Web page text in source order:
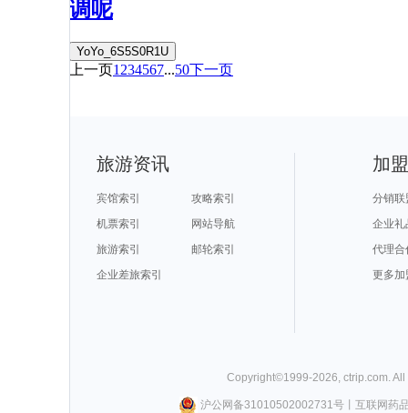
调呢
YoYo_6S5S0R1U
上一页1 234567...50下一页
旅游资讯
宾馆索引
攻略索引
机票索引
网站导航
旅游索引
邮轮索引
企业差旅索引
加
分销联
企业礼
代理合
更多加
Copyright©1999-2026, ctrip.com.
沪公网备31010502002731号丨 互联网药